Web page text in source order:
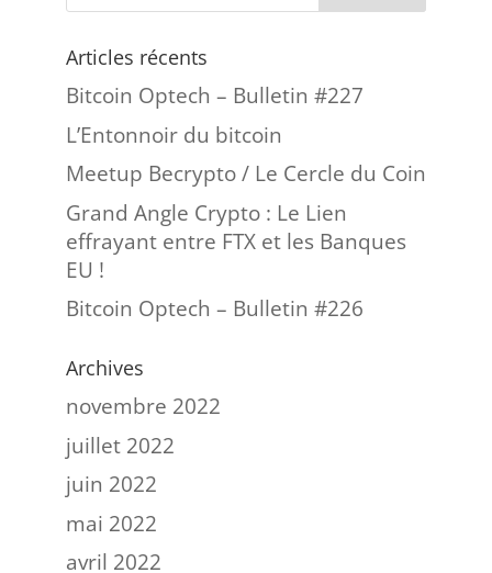
Articles récents
Bitcoin Optech – Bulletin #227
L’Entonnoir du bitcoin
Meetup Becrypto / Le Cercle du Coin
Grand Angle Crypto : Le Lien
effrayant entre FTX et les Banques
EU !
Bitcoin Optech – Bulletin #226
Archives
novembre 2022
juillet 2022
juin 2022
mai 2022
avril 2022